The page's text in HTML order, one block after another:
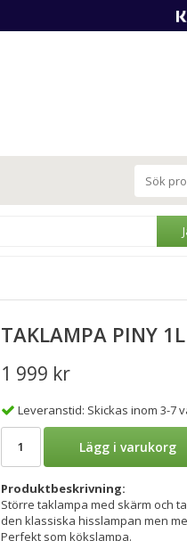
TAKLAMPA PINY
1 999 kr
Leveranstid: Skickas inom 3-7
Lägg i varukorg
Produktbeskrivning:
Större taklampa med skärm och
den klassiska hisslampan men
Perfekt som kökslampa.